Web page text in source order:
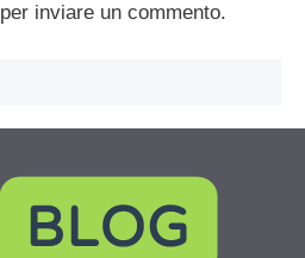
per inviare un commento.